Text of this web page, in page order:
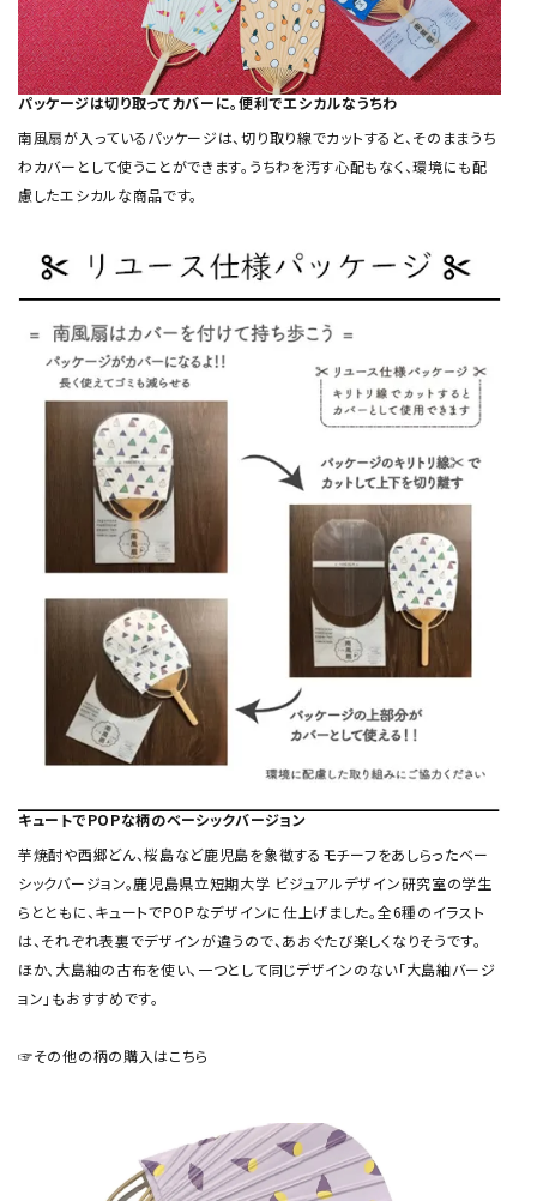
パッケージは切り取ってカバーに。便利でエシカルなうちわ
南風扇が入っているパッケージは、切り取り線でカットすると、そのままうち
わカバーとして使うことができます。うちわを汚す心配もなく、環境にも配
慮したエシカルな商品です。
キュートでPOPな柄のベーシックバージョン
芋焼酎や西郷どん、桜島など鹿児島を象徴するモチーフをあしらったベー
シックバージョン。鹿児島県立短期大学 ビジュアルデザイン研究室の学生
らとともに、キュートでPOPなデザインに仕上げました。全6種のイラスト
は、それぞれ表裏でデザインが違うので、あおぐたび楽しくなりそうです。
ほか、大島紬の古布を使い、一つとして同じデザインのない「大島紬バージ
ョン」もおすすめです。
☞その他の柄の購入はこちら